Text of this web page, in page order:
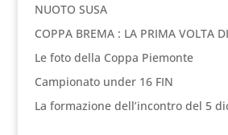
NUOTO SUSA
COPPA BREMA : LA PRIMA VOLTA
Le foto della Coppa Piemonte
Campionato under 16 FIN
La formazione dell’incontro del 5